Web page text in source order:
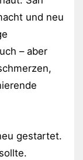
und neu
– aber
gestartet.